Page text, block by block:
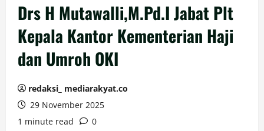
Drs H Mutawalli,M.Pd.I Jabat Plt
Kepala Kantor Kementerian Haji
dan Umroh OKI
redaksi_ mediarakyat.co
29 November 2025
1 minute read
0